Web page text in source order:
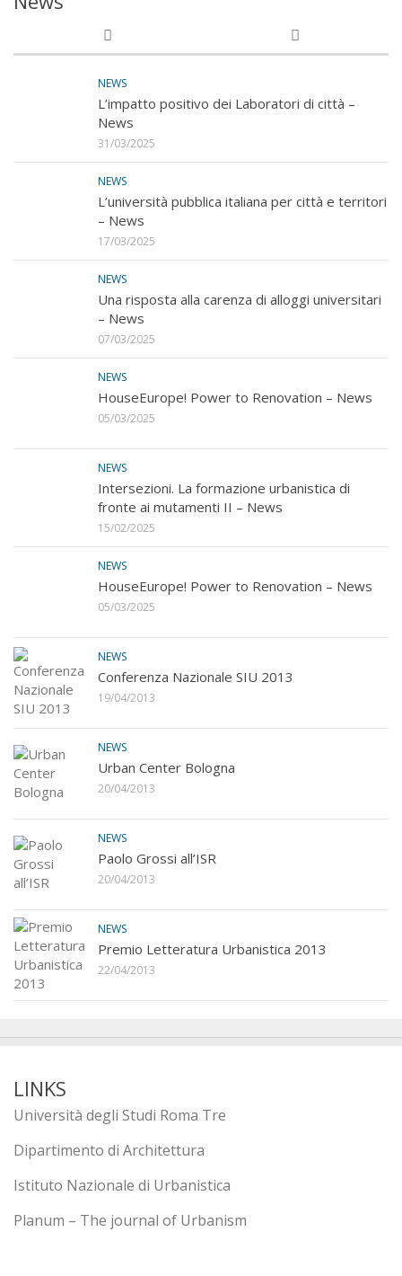
NEWS
L’impatto positivo dei Laboratori di città –
News
31/03/2025
NEWS
L’università pubblica italiana per città e territori
– News
17/03/2025
NEWS
Una risposta alla carenza di alloggi universitari
– News
07/03/2025
NEWS
HouseEurope! Power to Renovation – News
05/03/2025
NEWS
Intersezioni. La formazione urbanistica di
fronte ai mutamenti II – News
15/02/2025
NEWS
HouseEurope! Power to Renovation – News
05/03/2025
NEWS
Conferenza Nazionale SIU 2013
19/04/2013
NEWS
Urban Center Bologna
20/04/2013
NEWS
Paolo Grossi all’ISR
20/04/2013
NEWS
Premio Letteratura Urbanistica 2013
22/04/2013
LINKS
Università degli Studi Roma Tre
Dipartimento di Architettura
Istituto Nazionale di Urbanistica
Planum – The journal of Urbanism